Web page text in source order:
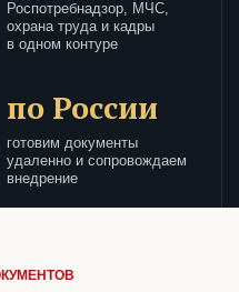
Роспотребнадзор, МЧС,
охрана труда и кадры
в одном контуре
по России
готовим документы
удаленно и сопровождаем
внедрение